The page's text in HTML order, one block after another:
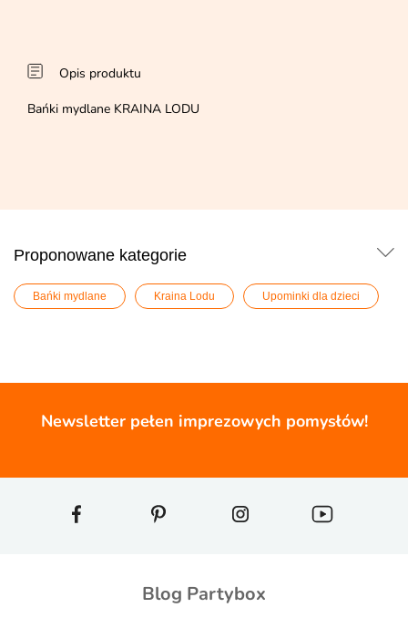
Opis produktu
Bańki mydlane KRAINA LODU
Proponowane kategorie
Bańki mydlane Kraina Lodu Upominki dla dzieci
Newsletter pełen imprezowych pomysłów!
Blog Partybox